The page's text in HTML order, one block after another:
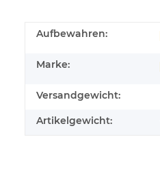
Aufbewahren:
Marke:
Versandgewicht:
Artikelgewicht: